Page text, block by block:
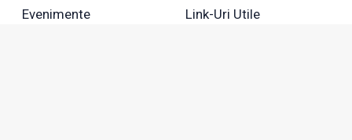
Evenimente Link-Uri Utile